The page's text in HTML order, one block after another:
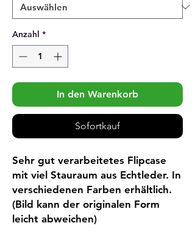
Anzahl *
In den Warenkorb
Sofortkauf
Sehr gut verarbeitetes Flipcase
mit viel Stauraum aus Echtleder. In
verschiedenen Farben erhältlich.
(Bild kann der originalen Form
leicht abweichen)